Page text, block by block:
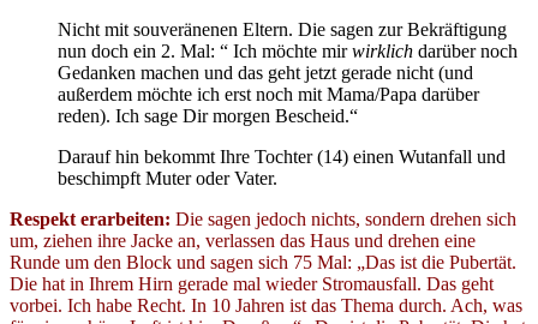
Nicht mit souveränenen Eltern. Die sagen zur Bekräftigung
nun doch ein 2. Mal: “ Ich möchte mirwirklich darüber noch
Gedanken machen und das geht jetzt gerade nicht (und
außerdem möchte ich erst noch mit Mama/Papa darüber
reden). Ich sage Dir morgen Bescheid.“
Darauf hin bekommt Ihre Tochter (14) einen Wutanfall und
beschimpft Muter oder Vater.
Respekt erarbeiten: Die sagen jedoch nichts, sondern drehen sich
um, ziehen ihre Jacke an, verlassen das Haus und drehen eine
Runde um den Block und sagen sich 75 Mal: „Das ist die Pubertät.
Die hat in Ihrem Hirn gerade mal wieder Stromausfall. Das geht
vorbei. Ich habe Recht. In 10 Jahren ist das Thema durch. Ach, was